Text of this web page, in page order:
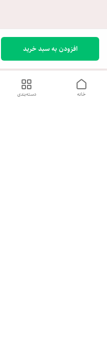
افزودن به سبد خرید
دسته‌بندی خانه